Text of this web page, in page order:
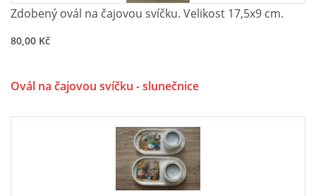
lampartova.a@seznam.cz
Tel.: 605 444 763
Zdobený ovál na čajovou svíčku. Velikost 17,5x9 cm.
80,00 Kč
Ovál na čajovou svíčku - slunečnice